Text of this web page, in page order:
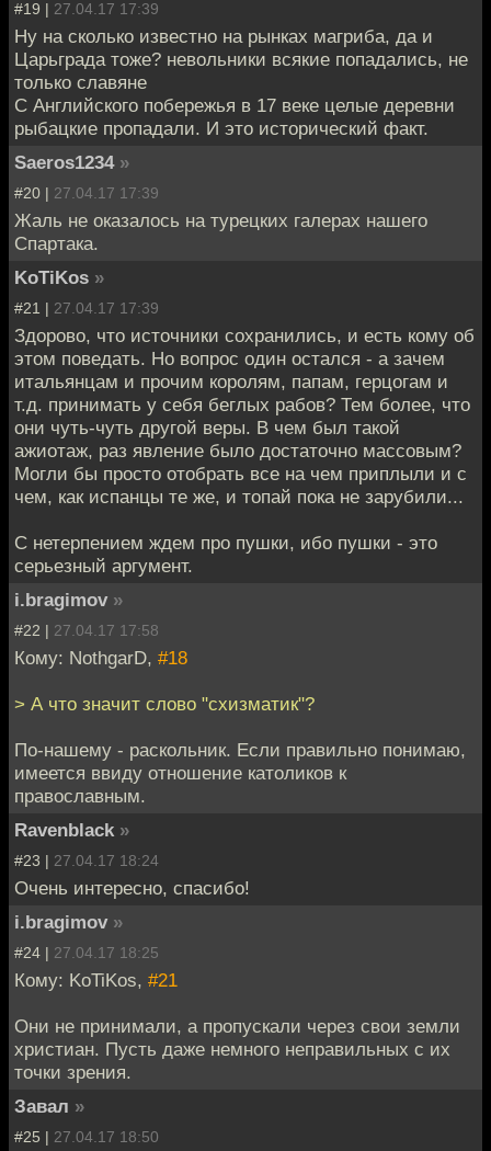
#19 | 27.04.17 17:39
Ну на сколько известно на рынках магриба, да и
Царьграда тоже? невольники всякие попадались, не
только славяне
С Английского побережья в 17 веке целые деревни
рыбацкие пропадали. И это исторический факт.
Saeros1234 »
#20 | 27.04.17 17:39
Жаль не оказалось на турецких галерах нашего
Спартака.
KoTiKos »
#21 | 27.04.17 17:39
Здорово, что источники сохранились, и есть кому об
этом поведать. Но вопрос один остался - а зачем
итальянцам и прочим королям, папам, герцогам и
т.д. принимать у себя беглых рабов? Тем более, что
они чуть-чуть другой веры. В чем был такой
ажиотаж, раз явление было достаточно массовым?
Могли бы просто отобрать все на чем приплыли и с
чем, как испанцы те же, и топай пока не зарубили...
С нетерпением ждем про пушки, ибо пушки - это
серьезный аргумент.
i.bragimov »
#22 | 27.04.17 17:58
Кому: NothgarD, #18
> А что значит слово "схизматик"?
По-нашему - раскольник. Если правильно понимаю,
имеется ввиду отношение католиков к
православным.
Ravenblack »
#23 | 27.04.17 18:24
Очень интересно, спасибо!
i.bragimov »
#24 | 27.04.17 18:25
Кому: KoTiKos, #21
Они не принимали, а пропускали через свои земли
христиан. Пусть даже немного неправильных с их
точки зрения.
Завал »
#25 | 27.04.17 18:50